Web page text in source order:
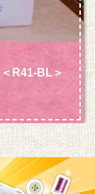
R41-BL＞